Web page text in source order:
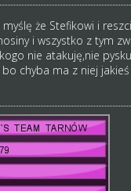
że Stefikowi i
i wszystko z tym
nie atakuję,nie
chyba ma z niej